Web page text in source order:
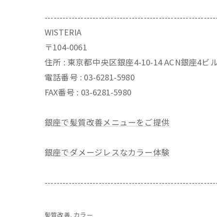
WISTERIA
〒104-0061
住所 : 東京都中央区銀座4-10-14 ACN銀座4ビ
電話番号 : 03-6281-5980
FAX番号 : 03-6281-5980
銀座で髪質改善メニューをご提供
銀座でダメージレスなカラー体験
髪質改善 カラー